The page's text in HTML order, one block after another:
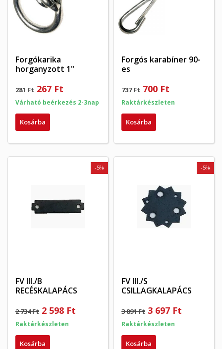
Forgókarika
horganyzott 1"
281 Ft 267 Ft
Várható beérkezés 2-3nap
Kosárba
Forgós karabíner 90-
es
737 Ft 700 Ft
Raktárkészleten
Kosárba
FV III./B
RECÉSKALAPÁCS
2 734 Ft
-5%
2 598 Ft
Raktárkészleten
Kosárba
FV III./S
CSILLAGKALAPÁCS
3 891 Ft
-5%
3 697 Ft
Raktárkészleten
Kosárba
×
((modalTitle)) ×
((cancelText)) ((modalDeleteText))
Kívánságlista létrehozása
Mégsem Kívánságlista létrehozása
Bejelentkezés ×
Be kell jelentkezned a termékek kívánságlistába történő
Bejelentkezés